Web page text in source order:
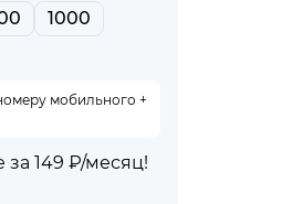
1000
мобильного +
149 ₽/месяц!